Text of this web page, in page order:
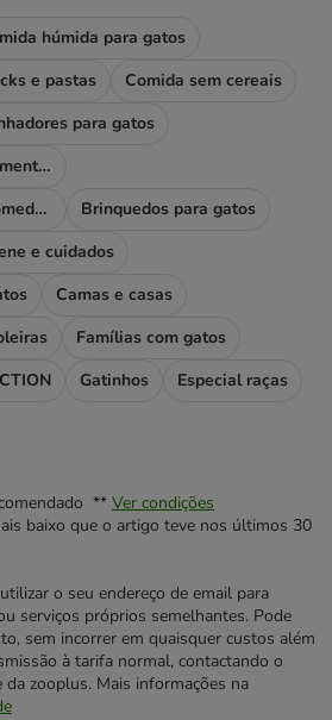
húmida para gatos
e pastas
Comida sem cereais
para gatos
Malte e suplementos alimentares
Fontes, bebedouros e comedouros
Brinquedos para gatos
e cuidados
Camas e casas
Famílias com gatos
Gatinhos
Especial raças
** Ver condições
baixo que o artigo teve nos últimos 30
o seu endereço de email para
serviços próprios semelhantes. Pode
sem incorrer em quaisquer custos além
à tarifa normal, contactando o
zooplus. Mais informações na